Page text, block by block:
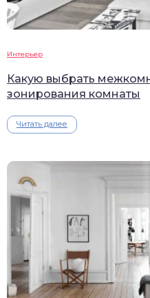
Интерьер
Какую выбрать
зонирования комнаты
Читать далее